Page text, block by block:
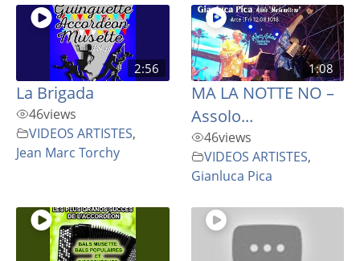
2:56
La Brigada
46views
VIDEOS ARTISTES,
Jean Marc Torchy
1:08
MA LA NOTTE NO –
Assolo...
46views
VIDEOS ARTISTES,
Gianluca Pica